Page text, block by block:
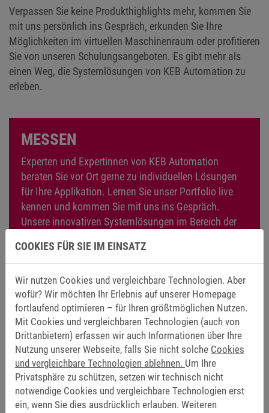
mit uns persönlich ins Gespräch, erkunden Sie Ihre
Möglichkeiten im virtuellen Maschinenraum oder profitieren
Sie von unseren Schulungsangeboten. Es gibt mehr als
einen Weg, die Systemlösungen von KEB Automation zu
erleben.
MESSEN
Experten und Expertinnen von KEB Automation
beraten Sie vor Ort gerne zu individuellen Lösungen
für Ihre Applikation. Lernen Sie unser Portfolio live
kennen und kommen Sie mit uns ins Gespräch.
Unsere innovativen Systemlösungen im Bereich der
Antriebs- und Automatisierungstechnik präsentieren
wir Ihnen auf zahlreichen Messen auf der ganzen
Welt.
Besuchen Sie uns auf der Messe
TRAININGS
Bei Ihnen vor Ort, online oder an zentralen Standorten
COOKIES FÜR SIE IM EINSATZ
Wir nutzen Cookies und vergleichbare Technologien. Aber
wofür? Wir möchten Ihr Erlebnis auf unserer Homepage
fortlaufend optimieren – für Ihren größtmöglichen Nutzen.
Mit Cookies und vergleichbaren Technologien (auch von
Drittanbietern) erfassen wir auch Informationen über Ihre
Nutzung unserer Webseite, falls Sie nicht solche Cookies
und vergleichbare Technologien ablehnen. Um Ihre
Privatsphäre zu schützen, setzen wir technisch nicht
notwendige Cookies und vergleichbare Technologien erst
ein, wenn Sie dies ausdrücklich erlauben. Weiteren